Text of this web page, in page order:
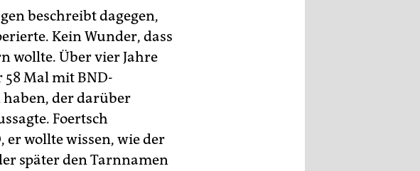
beschreibt dagegen,
Kein Wunder, dass
wollte. Über vier Jahre
58 Mal mit BND-
haben, der darüber
Foertsch
er wollte wissen, wie der
später den Tarnnamen